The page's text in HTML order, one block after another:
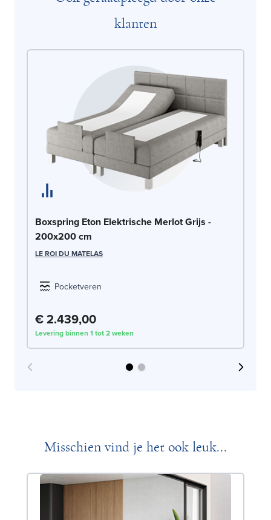
klanten
Boxspring Eton Elektrische Merlot Grijs -
200x200 cm
LE ROI DU MATELAS
Pocketveren
€ 2.439,00
Levering binnen 1 tot 2 weken
Misschien vind je het ook leuk...